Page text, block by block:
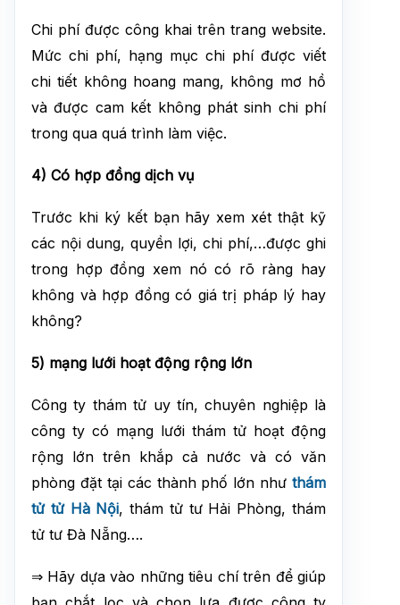
Chi phí được công khai trên trang website.
Mức chi phí, hạng mục chi phí được viết
chi tiết không hoang mang, không mơ hồ
và được cam kết không phát sinh chi phí
trong qua quá trình làm việc.
4) Có hợp đồng dịch vụ
Trước khi ký kết bạn hãy xem xét thật kỹ
các nội dung, quyền lợi, chi phí,…được ghi
trong hợp đồng xem nó có rõ ràng hay
không và hợp đồng có giá trị pháp lý hay
không?
5) mạng lưới hoạt động rộng lớn
Công ty thám tử uy tín, chuyên nghiệp là
công ty có mạng lưới thám tử hoạt động
rộng lớn trên khắp cả nước và có văn
phòng đặt tại các thành phố lớn như thám
tử tử Hà Nội, thám tử tư Hải Phòng, thám
tử tư Đà Nẵng….
⇒ Hãy dựa vào những tiêu chí trên để giúp